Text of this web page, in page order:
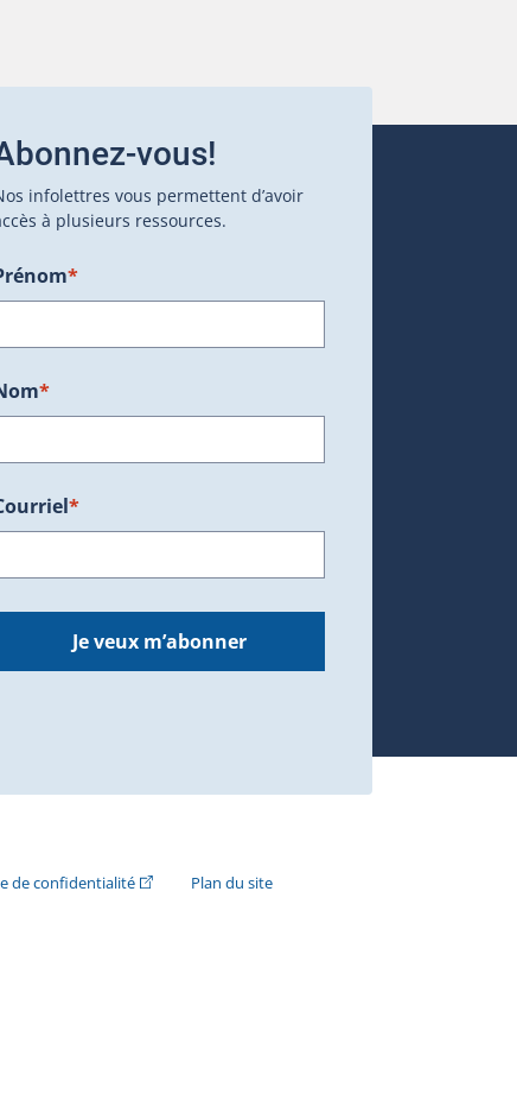
nouvelle fenêtre.)
une nouvelle fenêtre.)
vous!
infolettres vous permettent d’avoir
à plusieurs ressources.
*
*
*
Je veux m’abonner
s'ouvrira dans une nouvelle fenêtre.)
de confidentialité(Cet hyperlien externe s'ouvrira dans une nouvelle
Plan du site
dans une nouvelle fenêtre.)